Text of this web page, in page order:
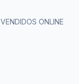
ONLINE